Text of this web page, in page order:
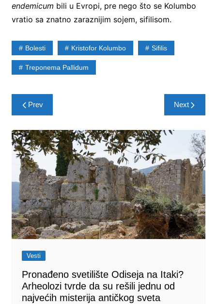
endemicum bili u Evropi, pre nego što se Kolumbo
vratio sa znatno zaraznijim sojem, sifilisom.
Bolesti Kristofor Kolumbo Sifilis
Treponema Pallidum
Post
navigation
Prev Next
Vesti
Pronađeno svetilište Odiseja na Itaki?
Arheolozi tvrde da su rešili jednu od
najvećih misterija antičkog sveta